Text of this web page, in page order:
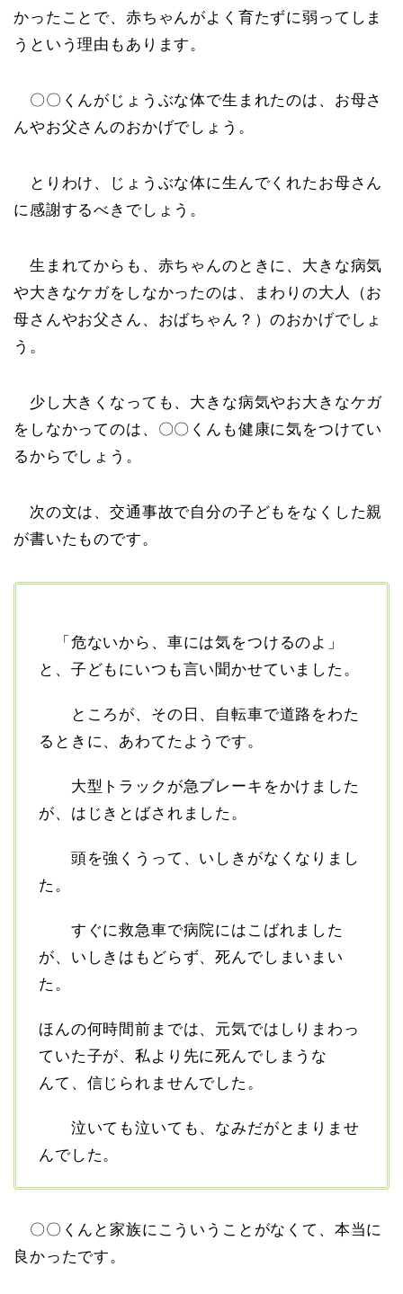
かったことで、赤ちゃんがよく育たずに弱ってしま
うという理由もあります。
〇〇くんがじょうぶな体で生まれたのは、お母さ
んやお父さんのおかげでしょう。
とりわけ、じょうぶな体に生んでくれたお母さん
に感謝するべきでしょう。
生まれてからも、赤ちゃんのときに、大きな病気
や大きなケガをしなかったのは、まわりの大人（お
母さんやお父さん、おばちゃん？）のおかげでしょ
う。
少し大きくなっても、大きな病気やお大きなケガ
をしなかってのは、〇〇くんも健康に気をつけてい
るからでしょう。
次の文は、交通事故で自分の子どもをなくした親
が書いたものです。
「危ないから、車には気をつけるのよ」
と、子どもにいつも言い聞かせていました。
ところが、その日、自転車で道路をわた
るときに、あわてたようです。
大型トラックが急ブレーキをかけました
が、はじきとばされました。
頭を強くうって、いしきがなくなりまし
た。
すぐに救急車で病院にはこばれました
が、いしきはもどらず、死んでしまいまい
た。
ほんの何時間前までは、元気ではしりまわっ
ていた子が、私より先に死んでしまうな
んて、信じられませんでした。
泣いても泣いても、なみだがとまりませ
んでした。
〇〇くんと家族にこういうことがなくて、本当に
良かったです。